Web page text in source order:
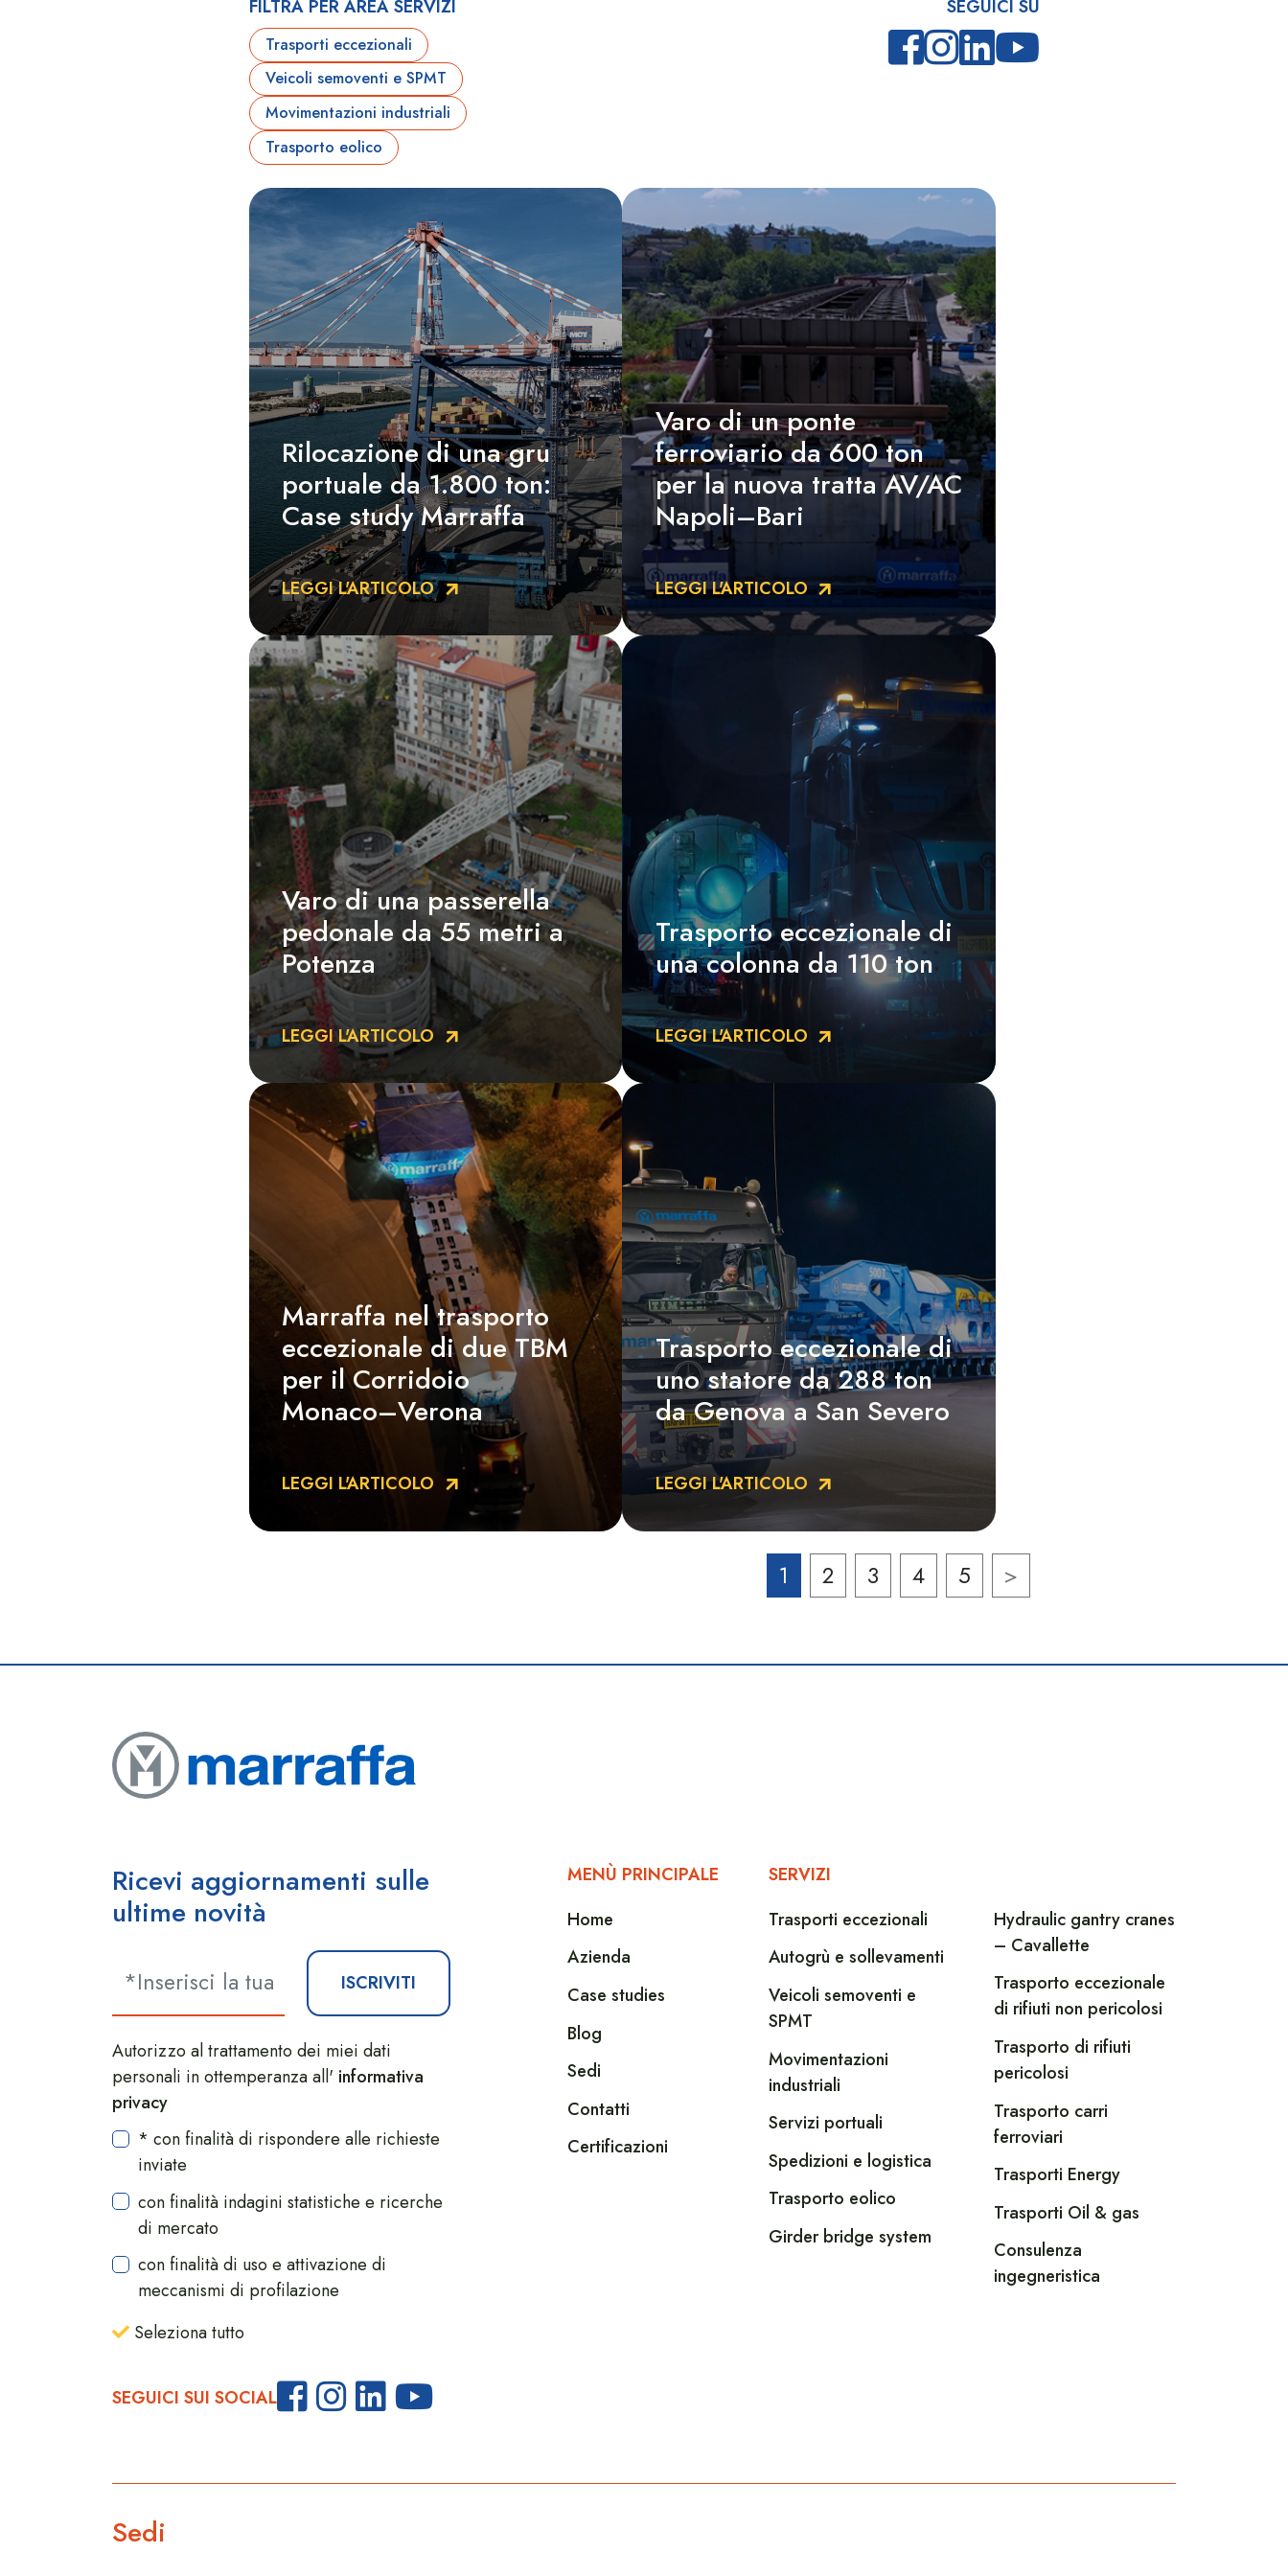
FILTRA PER AREA SERVIZI
Trasporti eccezionali
Veicoli semoventi e SPMT
Movimentazioni industriali
Trasporto eolico
SEGUICI SU
Rilocazione di una gru
portuale da 1.800 ton:
Case study Marraffa
LEGGI L'ARTICOLO
Varo di un ponte
ferroviario da 600 ton
per la nuova tratta AV/AC
Napoli–Bari
LEGGI L'ARTICOLO
Varo di una passerella
pedonale da 55 metri a
Potenza
LEGGI L'ARTICOLO
Trasporto eccezionale di
una colonna da 110 ton
LEGGI L'ARTICOLO
Marraffa nel trasporto
eccezionale di due TBM
per il Corridoio
Monaco–Verona
LEGGI L'ARTICOLO
Trasporto eccezionale di
uno statore da 288 ton
da Genova a San Severo
LEGGI L'ARTICOLO
1 2 3 4 5 >
Ricevi aggiornamenti sulle
ultime novità
ISCRIVITI
Autorizzo al trattamento dei miei dati
personali in ottemperanza all' informativa
privacy
* con finalità di rispondere alle richieste
inviate
con finalità indagini statistiche e ricerche
di mercato
con finalità di uso e attivazione di
meccanismi di profilazione
Seleziona tutto
SEGUICI SUI SOCIAL
MENÙ PRINCIPALE
Home
Azienda
Case studies
Blog
Sedi
Contatti
Certificazioni
SERVIZI
Trasporti eccezionali
Autogrù e sollevamenti
Veicoli semoventi e
SPMT
Movimentazioni
industriali
Servizi portuali
Spedizioni e logistica
Trasporto eolico
Girder bridge system
Hydraulic gantry cranes
– Cavallette
Trasporto eccezionale
di rifiuti non pericolosi
Trasporto di rifiuti
pericolosi
Trasporto carri
ferroviari
Trasporti Energy
Trasporti Oil & gas
Consulenza
ingegneristica
Sedi